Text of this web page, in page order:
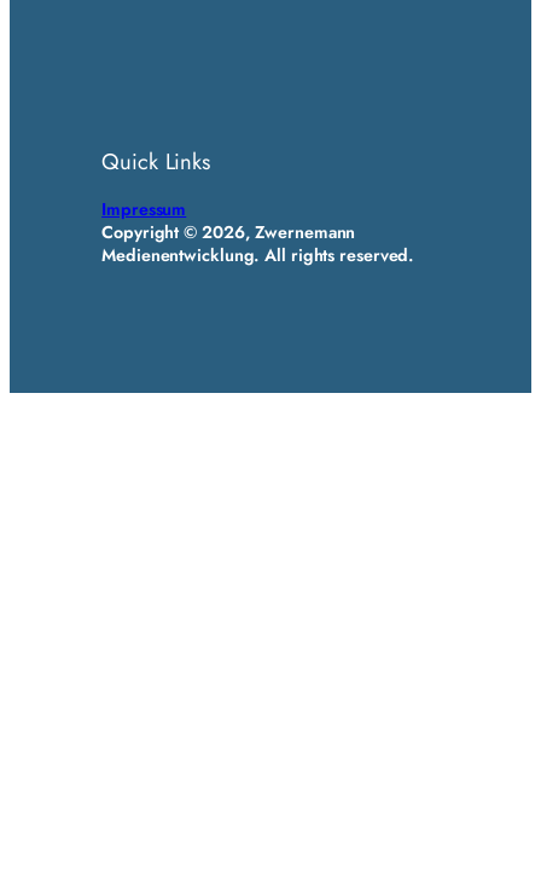
Quick Links
Impressum
Copyright © 2026, Zwernemann
Medienentwicklung. All rights reserved.